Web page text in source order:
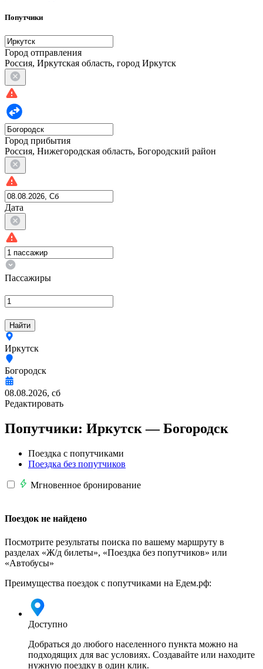
Попутчики
Город отправления
Россия, Иркутская область, город Иркутск
Город прибытия
Россия, Нижегородская область, Богородский район
Дата
Пассажиры
Найти
Иркутск
Богородск
08.08.2026, сб
Редактировать
Попутчики: Иркутск —Богородск
Поездка с попутчиками
Поездка без попутчиков
Мгновенное бронирование
Поездок не найдено
Посмотрите результаты поиска по вашему маршруту в
разделах «Ж/д билеты», «Поездка без попутчиков» или
«Автобусы»
Преимущества поездок с попутчиками на Едем.рф:
Доступно
Добраться до любого населенного пункта можно на
подходящих для вас условиях. Создавайте или находите
нужную поездку в один клик.